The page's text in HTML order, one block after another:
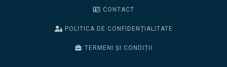
CONTACT
POLITICA DE CONFIDENȚIALITATE
TERMENI ȘI CONDIȚII